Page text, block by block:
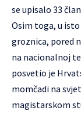
se upisalo 33
Osim toga, u
groznica, pored
na nacionalnoj
posvetio je
momčadi na
magistarskom